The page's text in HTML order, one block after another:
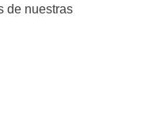
de nuestras